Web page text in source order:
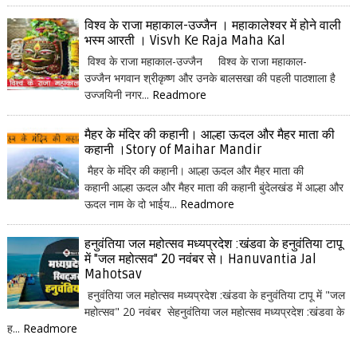
विश्व के राजा महाकाल-उज्जैन । महाकालेश्वर में होने वाली
भस्म आरती । Visvh Ke Raja Maha Kal
विश्व के राजा महाकाल-उज्जैन विश्व के राजा महाकाल-
उज्जैन भगवान श्रीकृष्ण और उनके बालसखा की पहली पाठशाला है
उज्जयिनी नगर... Readmore
मैहर के मंदिर की कहानी। आल्हा ऊदल और मैहर माता की
कहानी ।Story of Maihar Mandir
मैहर के मंदिर की कहानी। आल्हा ऊदल और मैहर माता की
कहानी आल्हा ऊदल और मैहर माता की कहानी बुंदेलखंड में आल्हा और
ऊदल नाम के दो भाईय... Readmore
हनुवंतिया जल महोत्सव मध्यप्रदेश :खंडवा के हनुवंतिया टापू
में "जल महोत्सव" 20 नवंबर से। Hanuvantia Jal
Mahotsav
हनुवंतिया जल महोत्सव मध्यप्रदेश :खंडवा के हनुवंतिया टापू में "जल
महोत्सव" 20 नवंबर सेहनुवंतिया जल महोत्सव मध्यप्रदेश :खंडवा के
ह... Readmore